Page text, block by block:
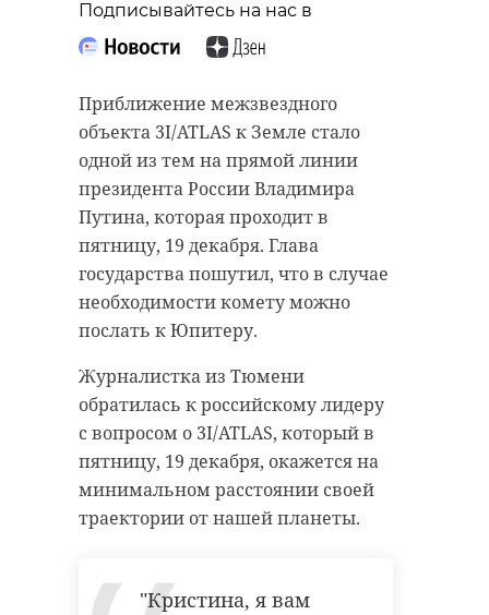
Подписывайтесь на нас в
Приближение межзвездного
объекта 3I/ATLAS к Земле стало
одной из тем на прямой линии
президента России Владимира
Путина, которая проходит в
пятницу, 19 декабря. Глава
государства пошутил, что в случае
необходимости комету можно
послать к Юпитеру.
Журналистка из Тюмени
обратилась к российскому лидеру
с вопросом о 3I/ATLAS, который в
пятницу, 19 декабря, окажется на
минимальном расстоянии своей
траектории от нашей планеты.
"Кристина, я вам
Поделиться статьей:
РЕКОМЕНДУЕМ
Банк России
снизил ключевую
ставку в пятый
раз за 20 ...
13 декабря 2019, 17:18
Политолог
Межевич
19 декабря 2025, 20:47